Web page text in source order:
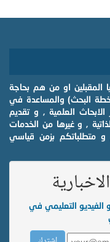
المقبلين او من هم بحاجة
البحث) والمساعدة في
العلمية , و تقديم
, و غيرها من الخدمات
و متطلباتكم بزمن قياسي
التعليمي في